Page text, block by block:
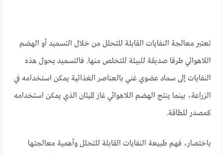
تعتبر معالجة النفايات القابلة للتحلل من خلال التسميد أو الهضم
اللاهوائي طرقا صديقة للبيئة للتخلص منها. فالتسميد يحول هذه
النفايات إلى سماد عضوي غني بالعناصر الغذائية يمكن استخدامه في
الزراعة، بينما ينتج الهضم اللاهوائي غاز الميثان الذي يمكن استخدامه
كمصدر للطاقة.
باختصار، فهم طبيعة النفايات القابلة للتحلل وأهمية معالجتها